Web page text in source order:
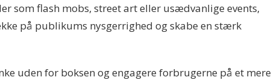
som flash mobs, street art eller usædvanlige events,
på publikums nysgerrighed og skabe en stærk
uden for boksen og engagere forbrugerne på et mere